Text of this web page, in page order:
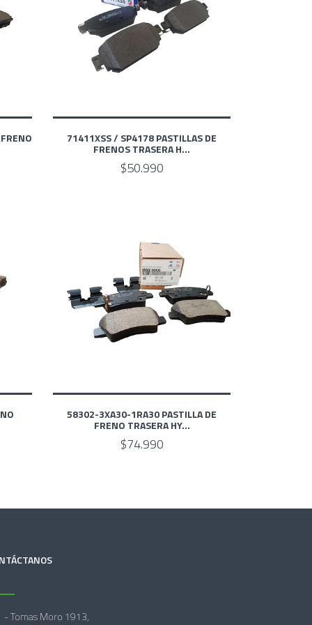
71411XSS / SP4178 PASTILLAS DE
FRENOS TRASERA H...
$50.990
58302-3XA30-1RA30 PASTILLA DE
FRENO TRASERA ‎HY...
$74.990
- Tomas Moro 1913,